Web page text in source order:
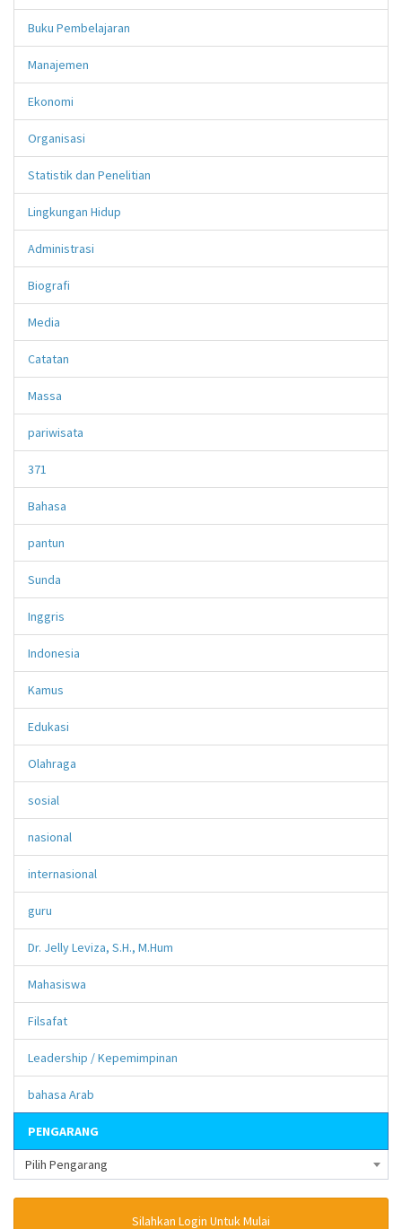
Buku Pembelajaran
Manajemen
Ekonomi
Organisasi
Statistik dan Penelitian
Lingkungan Hidup
Administrasi
Biografi
Media
Catatan
Massa
pariwisata
371
Bahasa
pantun
Sunda
Inggris
Indonesia
Kamus
Edukasi
Olahraga
sosial
nasional
internasional
guru
Dr. Jelly Leviza, S.H., M.Hum
Mahasiswa
Filsafat
Leadership / Kepemimpinan
bahasa Arab
PENGARANG
Pilih Pengarang
Silahkan Login Untuk Mulai